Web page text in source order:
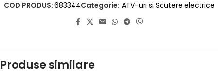
COD PRODUS: 683344Categorie: ATV-uri si Scutere electrice
Produse similare